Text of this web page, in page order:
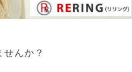
せんか？